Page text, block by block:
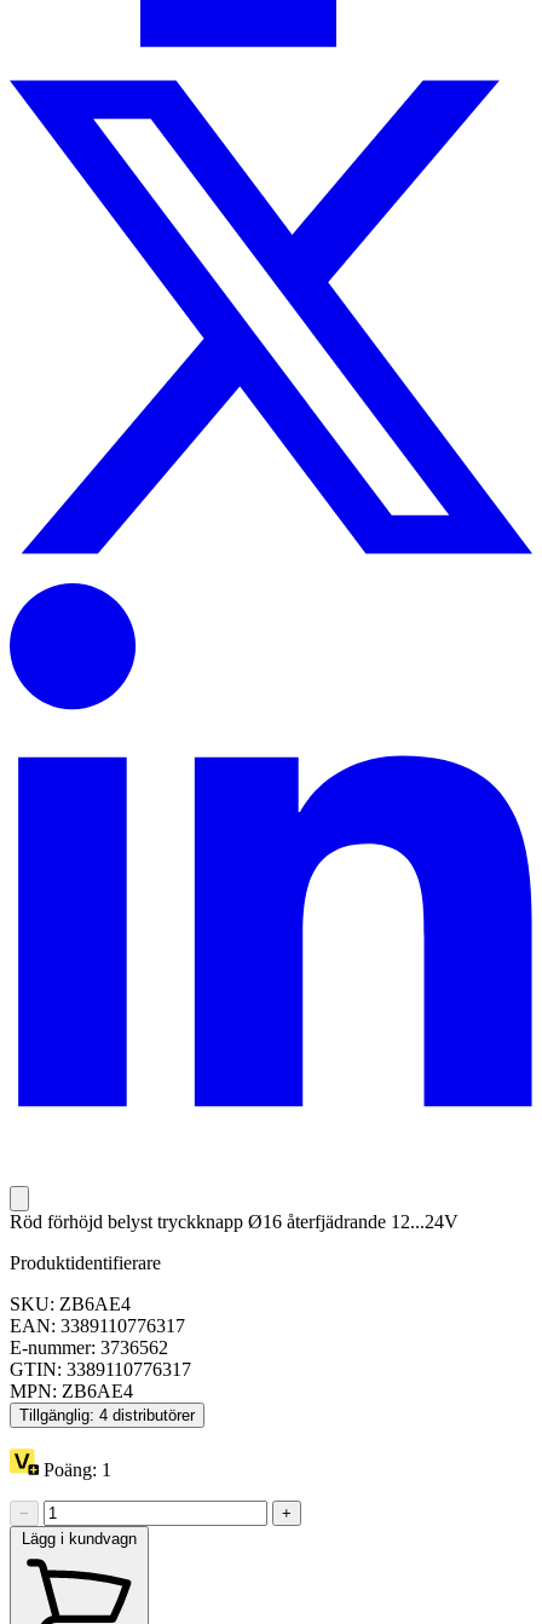
Röd förhöjd belyst tryckknapp Ø16 återfjädrande 12...24V
Produktidentifierare
SKU: ZB6AE4
EAN: 3389110776317
E-nummer: 3736562
GTIN: 3389110776317
MPN: ZB6AE4
Tillgänglig: 4 distributörer
Poäng: 1
−
+
Lägg i kundvagn